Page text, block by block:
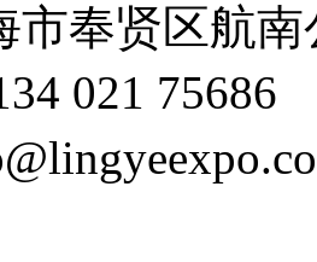
市奉贤区航南
021 75686